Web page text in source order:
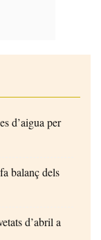
d’aigua per
balanç dels
d’abril a